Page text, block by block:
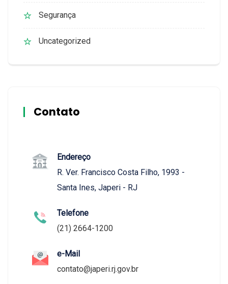
Segurança
Uncategorized
Contato
Endereço
R. Ver. Francisco Costa Filho, 1993 -
Santa Ines, Japeri - RJ
Telefone
(21) 2664-1200
e-Mail
contato@japeri.rj.gov.br